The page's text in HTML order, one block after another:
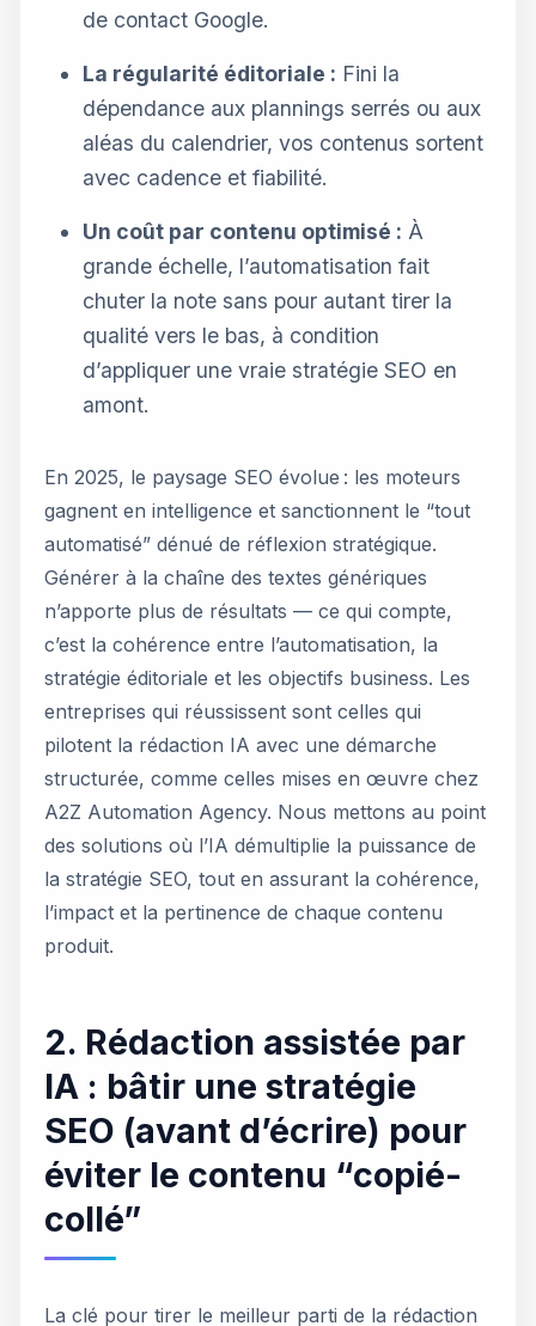
de contact Google.
La régularité éditoriale : Fini la
dépendance aux plannings serrés ou aux
aléas du calendrier, vos contenus sortent
avec cadence et fiabilité.
Un coût par contenu optimisé : À
grande échelle, l’automatisation fait
chuter la note sans pour autant tirer la
qualité vers le bas, à condition
d’appliquer une vraie stratégie SEO en
amont.
En 2025, le paysage SEO évolue : les moteurs
gagnent en intelligence et sanctionnent le “tout
automatisé” dénué de réflexion stratégique.
Générer à la chaîne des textes génériques
n’apporte plus de résultats — ce qui compte,
c’est la cohérence entre l’automatisation, la
stratégie éditoriale et les objectifs business. Les
entreprises qui réussissent sont celles qui
pilotent la rédaction IA avec une démarche
structurée, comme celles mises en œuvre chez
A2Z Automation Agency. Nous mettons au point
des solutions où l’IA démultiplie la puissance de
la stratégie SEO, tout en assurant la cohérence,
l’impact et la pertinence de chaque contenu
produit.
2. Rédaction assistée par
IA : bâtir une stratégie
SEO (avant d’écrire) pour
éviter le contenu “copié-
collé”
La clé pour tirer le meilleur parti de la rédaction